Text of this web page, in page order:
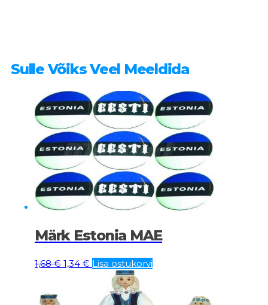
Sulle Võiks Veel Meeldida
Märk Estonia MAE
1,68€ Algne
1,34 € Current
price
1,34 €.
Lisa ostukorvi